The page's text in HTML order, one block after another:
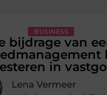
BUSINESS
bijdrage van
in
Lena Vermeer